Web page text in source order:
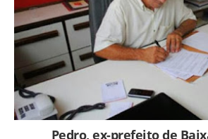
Pedro, ex-prefeito de